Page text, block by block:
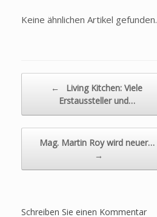
Keine ähnlichen Artikel gefunden.
←
Living Kitchen: Viele
Erstaussteller und…
Mag. Martin Roy wird neuer…
→
Schreiben Sie einen Kommentar